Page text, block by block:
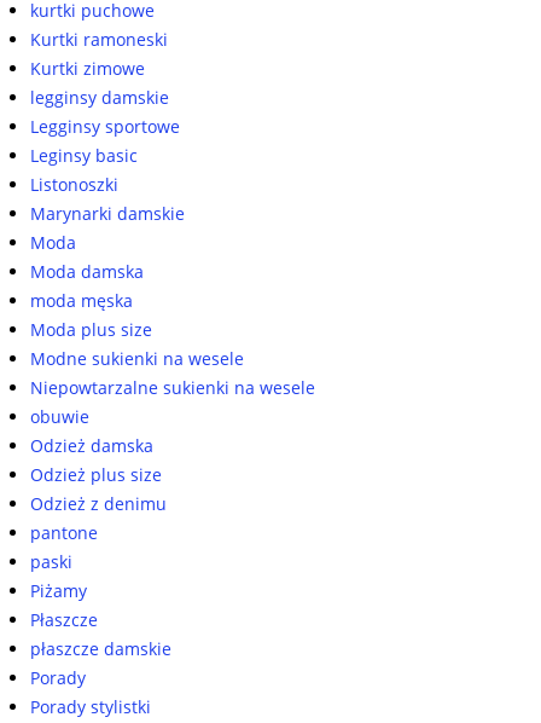
kurtki puchowe
Kurtki ramoneski
Kurtki zimowe
legginsy damskie
Legginsy sportowe
Leginsy basic
Listonoszki
Marynarki damskie
Moda
Moda damska
moda męska
Moda plus size
Modne sukienki na wesele
Niepowtarzalne sukienki na wesele
obuwie
Odzież damska
Odzież plus size
Odzież z denimu
pantone
paski
Piżamy
Płaszcze
płaszcze damskie
Porady
Porady stylistki